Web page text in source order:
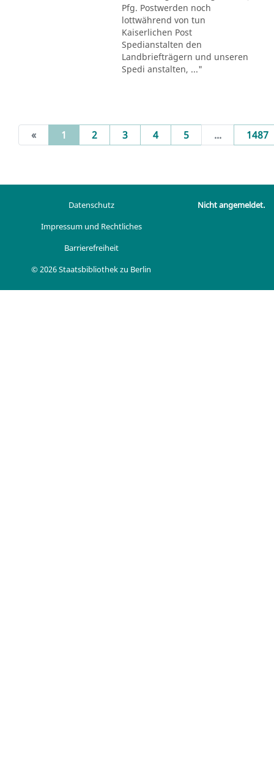
Pfg. Postwerden noch
lottwährend von tun
Kaiserlichen Post
Spedianstalten den
Landbriefträgern und unseren
Spedi anstalten, ..."
« 1 (current)
2 3 4 5 ... 1487
Datenschutz
Impressum und Rechtliches
Barrierefreiheit
© 2026 Staatsbibliothek zu Berlin
Nicht angemeldet.